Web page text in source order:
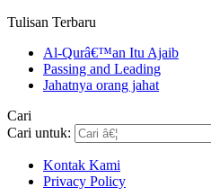
Tulisan Terbaru
Al-Qurâ€™an Itu Ajaib
Passing and Leading
Jahatnya orang jahat
Cari
Cari untuk:
Kontak Kami
Privacy Policy